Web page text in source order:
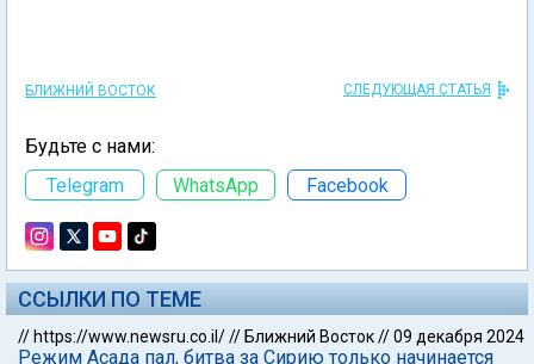
БЛИЖНИЙ ВОСТОК СЛЕДУЮЩАЯ СТАТЬЯ
Будьте с нами:
Telegram
WhatsApp Facebook
ССЫЛКИ ПО ТЕМЕ
// https://www.newsru.co.il/// Ближний Восток//09 декабря 2024
Режим Асада пал, битва за Сирию только начинается